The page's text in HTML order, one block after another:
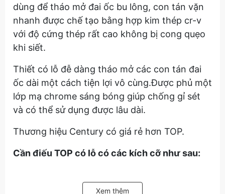
dùng để tháo mở đai ốc bu lông, con tán vặn
nhanh được chế tạo bằng hợp kim thép cr-v
với độ cứng thép rất cao không bị cong quẹo
khi siết.
Thiết có lỗ đễ dàng tháo mở các con tán đai
ốc dài một cách tiện lợi vô cùng.Được phủ một
lớp mạ chrome sáng bóng giúp chống gỉ sét
và có thể sử dụng được lâu dài.
Thương hiệu Century có giá rẻ hơn TOP.
Cần điếu TOP có lỗ có các kích cỡ như sau:
Xem thêm